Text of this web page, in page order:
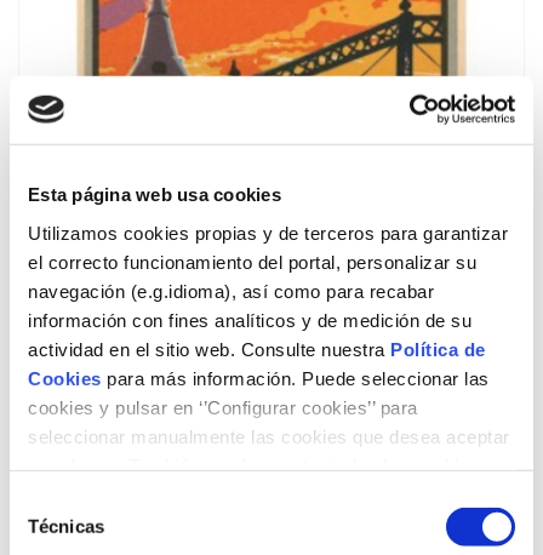
Esta página web usa cookies
Utilizamos cookies propias y de terceros para garantizar
el correcto funcionamiento del portal, personalizar su
navegación (e.g.idioma), así como para recabar
información con fines analíticos y de medición de su
actividad en el sitio web. Consulte nuestra Política de
Cookies para más información. Puede seleccionar las
cookies y pulsar en ‘’Configurar cookies’’ para
seleccionar manualmente las cookies que desea aceptar
Técnicas
Víctor Oliva Pascuet, Oriol Oliva Sanosa y Pere-A. Fàbregas
Vidal
Publicidad para una historia. 170 años de
compañía
10/12/2013